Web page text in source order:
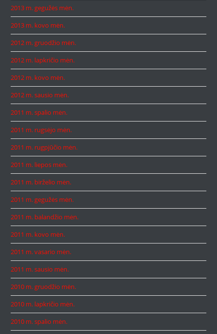
2013 m. gegužės mėn.
2013 m. kovo mėn.
2012 m. gruodžio mėn.
2012 m. lapkričio mėn.
2012 m. kovo mėn.
2012 m. sausio mėn.
2011 m. spalio mėn.
2011 m. rugsėjo mėn.
2011 m. rugpjūčio mėn.
2011 m. liepos mėn.
2011 m. birželio mėn.
2011 m. gegužės mėn.
2011 m. balandžio mėn.
2011 m. kovo mėn.
2011 m. vasario mėn.
2011 m. sausio mėn.
2010 m. gruodžio mėn.
2010 m. lapkričio mėn.
2010 m. spalio mėn.